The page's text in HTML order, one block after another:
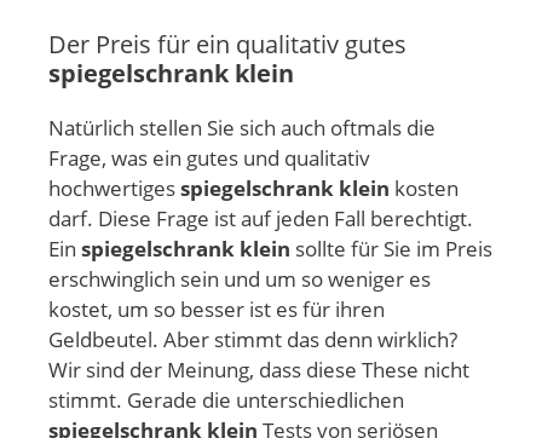
Der Preis für ein qualitativ gutes
spiegelschrank klein
Natürlich stellen Sie sich auch oftmals die
Frage, was ein gutes und qualitativ
hochwertigesspiegelschrank klein kosten
darf. Diese Frage ist auf jeden Fall berechtigt.
Ein spiegelschrank klein sollte für Sie im Preis
erschwinglich sein und um so weniger es
kostet, um so besser ist es für ihren
Geldbeutel. Aber stimmt das denn wirklich?
Wir sind der Meinung, dass diese These nicht
stimmt. Gerade die unterschiedlichen
spiegelschrank klein Tests von seriösen